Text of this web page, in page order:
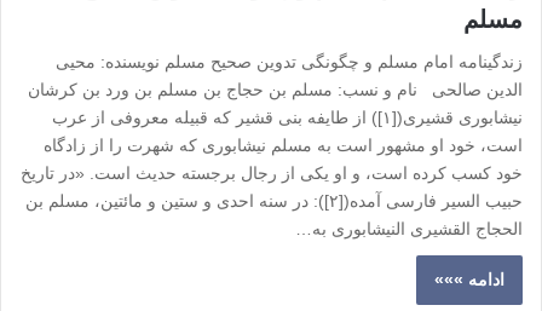
مسلم
زندگینامه امام مسلم و چگونگی تدوین صحیح مسلم نویسنده: محیی
الدین صالحی نام و نسب: مسلم بن حجاج بن مسلم بن ورد بن کرشان
نیشابوری قشیری([۱]) از طایفه بنی قشیر که قبیله معروفی از عرب
است، خود او مشهور است به مسلم نیشابوری که شهرت را از زادگاه
خود کسب کرده است، و او یکی از رجال برجسته حدیث است. «در تاریخ
حبیب السیر فارسی آمده([۲]): در سنه احدی و ستین و مائتین، مسلم بن
الحجاج القشیری النیشابوری به…
ادامه »»»